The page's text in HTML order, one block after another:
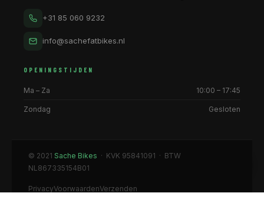
+31 85 060 9232
info@sachefatbikes.nl
OPENINGSTIJDEN
Ma – Za 10:00 – 17:45
Zondag Gesloten
© 2021 Sache Bikes · KVK 95841091 · BTW
NL867335154B01
PrivacyVoorwaardenVerzenden